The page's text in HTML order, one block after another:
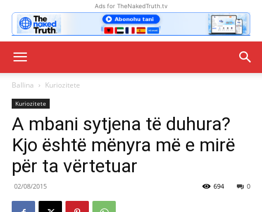
Ads for TheNakedTruth.tv
Ballina Kuriozitete
Kuriozitete
A mbani sytjena të duhura?
Kjo është mënyra më e mirë
për ta vërtetuar
02/08/2015 0
694